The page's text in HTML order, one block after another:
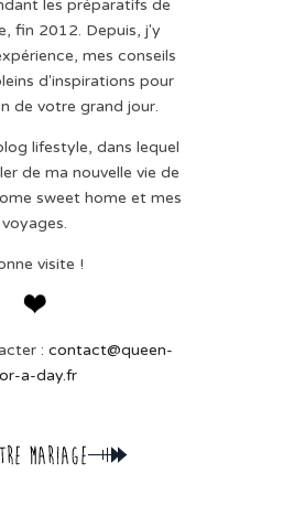
les préparatifs de
fin 2012. Depuis, j'y
mes conseils
d'inspirations pour
de votre grand jour.
lifestyle, dans lequel
de ma nouvelle vie de
sweet home et mes
voyages.
visite !
:contact@queen-
a-day.fr